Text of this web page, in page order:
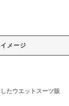
イメージ
たウエットスーツ販